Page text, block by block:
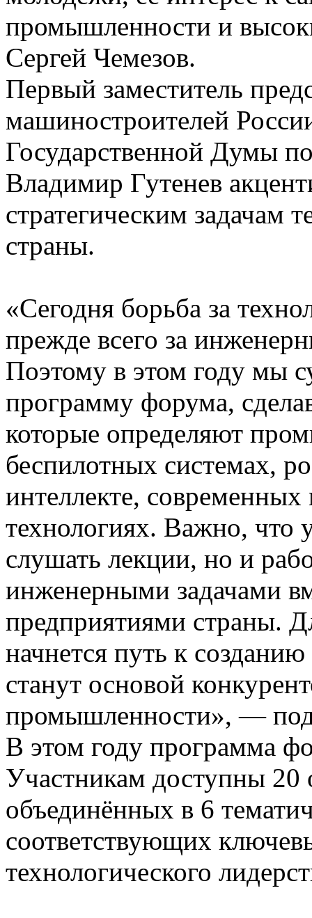
промышленности и
Сергей Чемезов.
Первый заместитель
машиностроителей
Государственной Думы
Владимир Гутенев
стратегическим задачам
страны.
«Сегодня борьба за
прежде всего за
Поэтому в этом году мы
программу форума,
которые определяют
беспилотных системах,
интеллекте,
технологиях. Важно, что
слушать лекции, но и
инженерными задачами
предприятиями страны.
начнется путь к
станут основой
промышленности», —
В этом году программа
Участникам доступны 20
объединённых в 6
соответствующих
технологического